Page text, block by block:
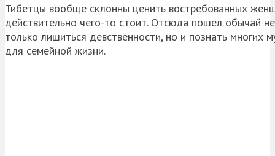
Тибетцы вообще склонны ценить востребованных
действительно чего-то стоит. Отсюда пошел обычай
только лишиться девственности, но и познать многих
для семейной жизни.